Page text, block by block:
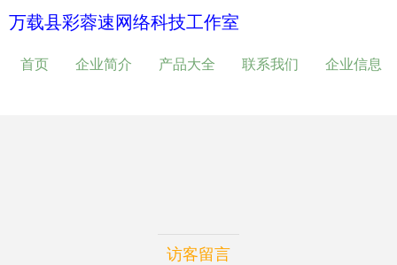
万载县彩蓉速网络科技工作室
首页 企业简介 产品大全 联系我们 企业信息
访客留言